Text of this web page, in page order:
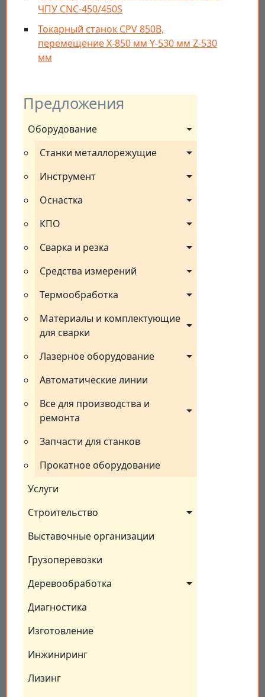
Предложения
Оборудование
Станки металлорежущие
Инструмент
Оснастка
КПО
Сварка и резка
Средства измерений
Термообработка
Материалы и комплектующие
для сварки
Лазерное оборудование
Автоматические линии
Все для производства и
ремонта
Запчасти для станков
Прокатное оборудование
Услуги
Строительство
Выставочные организации
Грузоперевозки
Деревообработка
Диагностика
Изготовление
Инжиниринг
Лизинг
ЧПУ CNC-450/450S
Токарный станок CPV 850B,
перемещение X-850 мм Y-530 мм Z-530
мм